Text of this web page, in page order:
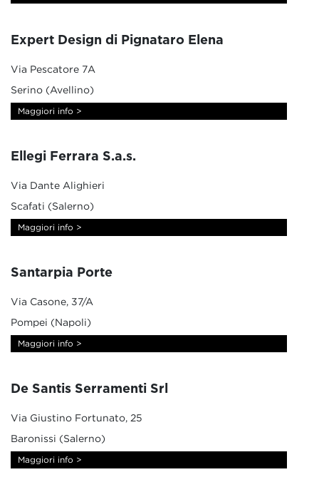
Expert Design di Pignataro Elena
Via Pescatore 7A
Serino (Avellino)
Maggiori info >
Ellegi Ferrara S.a.s.
Via Dante Alighieri
Scafati (Salerno)
Maggiori info >
Santarpia Porte
Via Casone, 37/A
Pompei (Napoli)
Maggiori info >
De Santis Serramenti Srl
Via Giustino Fortunato, 25
Baronissi (Salerno)
Maggiori info >